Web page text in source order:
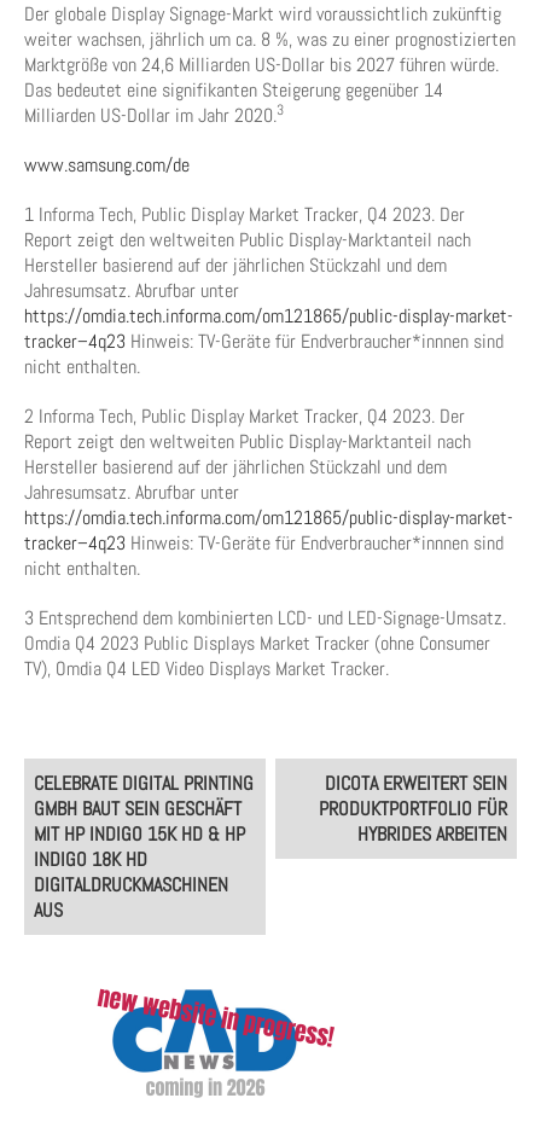
Der globale Display Signage-Markt wird voraussichtlich zukünftig
weiter wachsen, jährlich um ca. 8 %, was zu einer prognostizierten
Marktgröße von 24,6 Milliarden US-Dollar bis 2027 führen würde.
Das bedeutet eine signifikanten Steigerung gegenüber 14
Milliarden US-Dollar im Jahr 2020.3
www.samsung.com/de
1 Informa Tech, Public Display Market Tracker, Q4 2023. Der
Report zeigt den weltweiten Public Display-Marktanteil nach
Hersteller basierend auf der jährlichen Stückzahl und dem
Jahresumsatz. Abrufbar unter
https://omdia.tech.informa.com/om121865/public-display-market-
tracker–4q23 Hinweis: TV-Geräte für Endverbraucher*innnen sind
nicht enthalten.
2 Informa Tech, Public Display Market Tracker, Q4 2023. Der
Report zeigt den weltweiten Public Display-Marktanteil nach
Hersteller basierend auf der jährlichen Stückzahl und dem
Jahresumsatz. Abrufbar unter
https://omdia.tech.informa.com/om121865/public-display-market-
tracker–4q23 Hinweis: TV-Geräte für Endverbraucher*innnen sind
nicht enthalten.
3 Entsprechend dem kombinierten LCD- und LED-Signage-Umsatz.
Omdia Q4 2023 Public Displays Market Tracker (ohne Consumer
TV), Omdia Q4 LED Video Displays Market Tracker.
Post
navigation
CELEBRATE DIGITAL PRINTING
GMBH BAUT SEIN GESCHÄFT
MIT HP INDIGO 15K HD & HP
INDIGO 18K HD
DIGITALDRUCKMASCHINEN
AUS
DICOTA ERWEITERT SEIN
PRODUKTPORTFOLIO FÜR
HYBRIDES ARBEITEN